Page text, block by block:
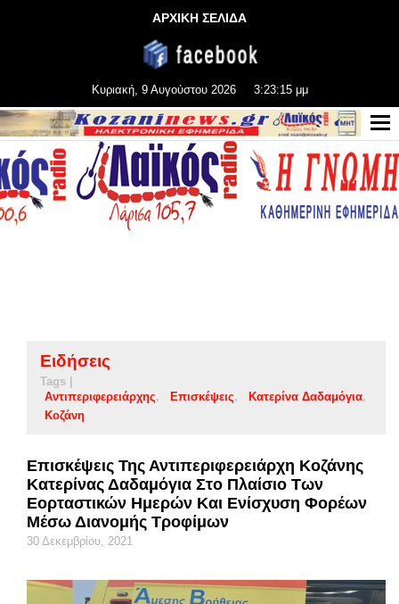
ΑΡΧΙΚΗ ΣΕΛΙΔΑ
Κυριακή, 9 Αυγούστου 2026 3:23:16 μμ
Ειδήσεις
Tags |
Αντιπεριφερειάρχης
Επισκέψεις
Κατερίνα Δαδαμόγια
Κοζάνη
Επισκέψεις Της Αντιπεριφερειάρχη Κοζάνης
Κατερίνας Δαδαμόγια Στο Πλαίσιο Των
Εορταστικών Ημερών Και Ενίσχυση Φορέων
Μέσω Διανομής Τροφίμων
30 Δεκεμβρίου, 2021